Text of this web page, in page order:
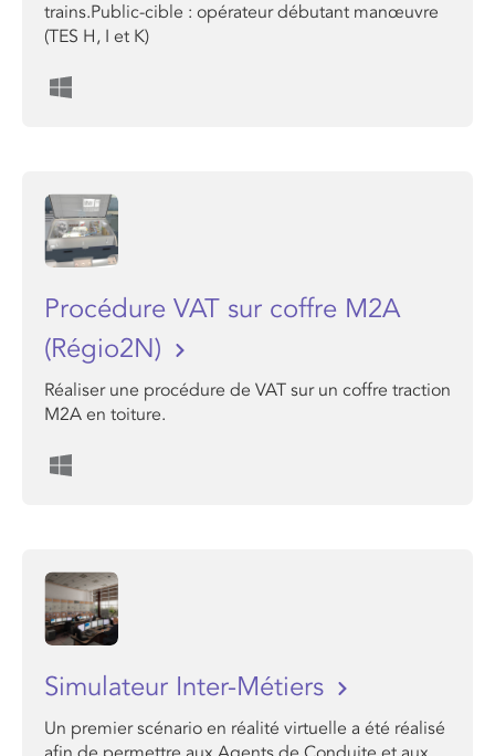
trains.Public-cible : opérateur débutant manœuvre
(TES H, I et K)
Procédure VAT sur coffre M2A
(Régio2N)
Réaliser une procédure de VAT sur un coffre traction
M2A en toiture.
Simulateur Inter-Métiers
Un premier scénario en réalité virtuelle a été réalisé